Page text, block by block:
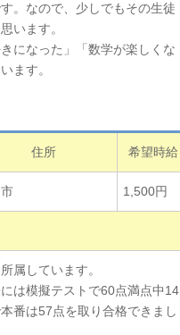
。なので、少しでもその生徒
います。
になった」「数学が楽しくな
ます。
住所 希望時給
1,500円
所属しています。
は模擬テストで60点満点中14
番は57点を取り合格できまし